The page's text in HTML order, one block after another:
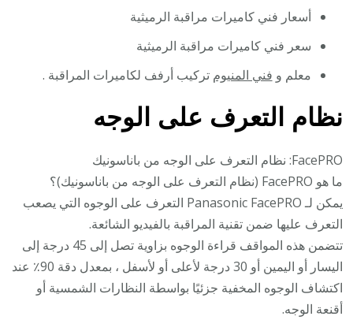
أسعار فني كاميرات مراقبة الرميثية
سعر فني كاميرات مراقبة الرميثية
معلم و فني المنيوم تركيب أرفف لكاميرات المراقبة .
نظام التعرف على الوجه
FacePRO: نظام التعرف على الوجه من باناسونيك
ما هو FacePRO (نظام التعرف على الوجه من باناسونيك)؟
يمكن لـ Panasonic FacePRO التعرف على الوجوه التي يصعب
التعرف عليها ضمن تقنية المراقبة بالفيديو الشائعة.
تتضمن هذه المواقف قراءة الوجوه بزاوية تصل إلى 45 درجة إلى
اليسار أو اليمين أو 30 درجة لأعلى أو لأسفل ، بمعدل دقة 90٪ عند
اكتشاف الوجوه المخفية جزئيًا بواسطة النظارات الشمسية أو
أقنعة الوجه.